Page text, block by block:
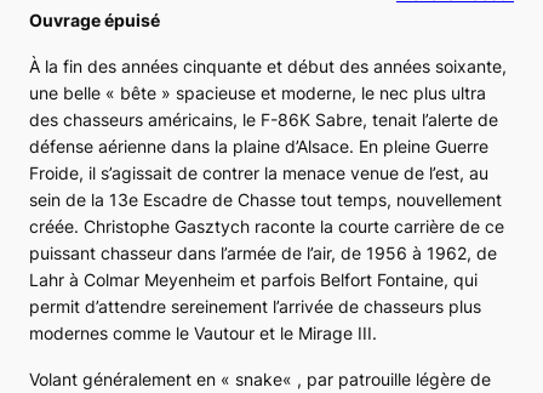
Ouvrage épuisé
À la fin des années cinquante et début des années soixante,
une belle « bête » spacieuse et moderne, le nec plus ultra
des chasseurs américains, le F-86K Sabre, tenait l’alerte de
défense aérienne dans la plaine d’Alsace. En pleine Guerre
Froide, il s’agissait de contrer la menace venue de l’est, au
sein de la 13e Escadre de Chasse tout temps, nouvellement
créée. Christophe Gasztych raconte la courte carrière de ce
puissant chasseur dans l’armée de l’air, de 1956 à 1962, de
Lahr à Colmar Meyenheim et parfois Belfort Fontaine, qui
permit d’attendre sereinement l’arrivée de chasseurs plus
modernes comme le Vautour et le Mirage III.
Volant généralement en « snake« , par patrouille légère de